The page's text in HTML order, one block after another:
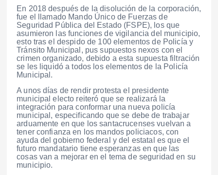
En 2018 después de la disolución de la corporación,
fue el llamado Mando Único de Fuerzas de
Seguridad Pública del Estado (FSPE), los que
asumieron las funciones de vigilancia del municipio,
esto tras el despido de 100 elementos de Policía y
Tránsito Municipal, pus supuestos nexos con el
crimen organizado, debido a esta supuesta filtración
se les liquidó a todos los elementos de la Policía
Municipal.
A unos días de rendir protesta el presidente
municipal electo reiteró que se realizará la
integración para conformar una nueva policía
municipal, especificando que se debe de trabajar
arduamente en que los santacrucenses vuelvan a
tener confianza en los mandos policiacos, con
ayuda del gobierno federal y del estatal es que el
futuro mandatario tiene esperanzas en que las
cosas van a mejorar en el tema de seguridad en su
municipio.